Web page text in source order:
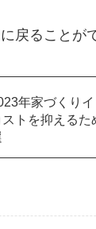
戻ることが
年家づくりイ
ストを抑えるた